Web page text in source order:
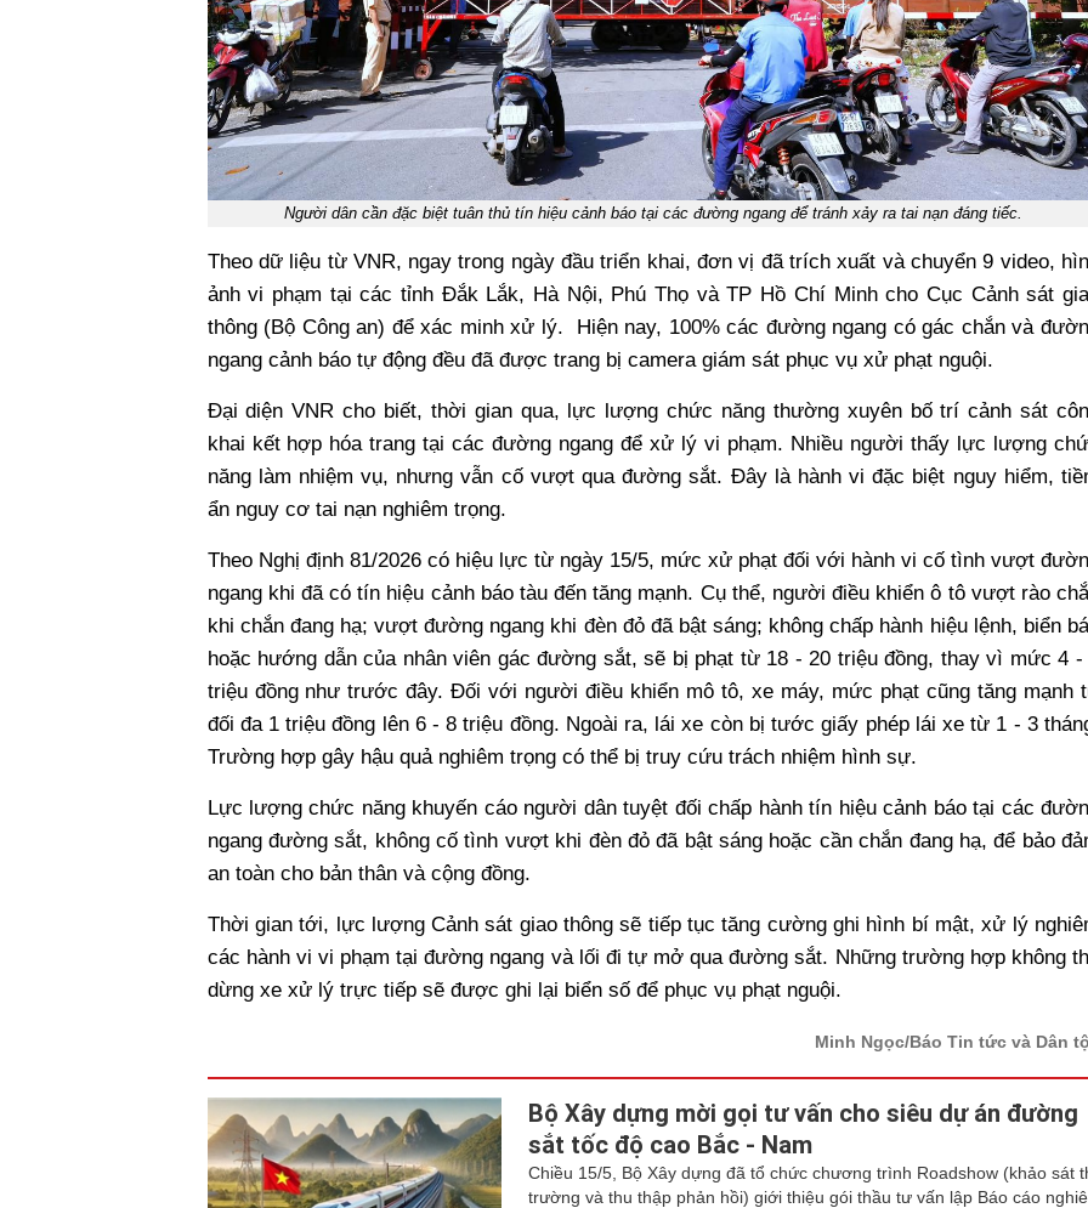
Người dân cần đặc biệt tuân thủ tín hiệu cảnh báo tại các đường ngang để tránh xảy ra tai nạn đáng tiếc.
Theo dữ liệu từ VNR, ngay trong ngày đầu triển khai, đơn vị đã trích xuất và chuyển 9 video,
ảnh vi phạm tại các tỉnh Đắk Lắk, Hà Nội, Phú Thọ và TP Hồ Chí Minh cho Cục Cảnh sát
thông (Bộ Công an) để xác minh xử lý. Hiện nay, 100% các đường ngang có gác chắn và
ngang cảnh báo tự động đều đã được trang bị camera giám sát phục vụ xử phạt nguội.
Đại diện VNR cho biết, thời gian qua, lực lượng chức năng thường xuyên bố trí cảnh sát
khai kết hợp hóa trang tại các đường ngang để xử lý vi phạm. Nhiều người thấy lực lượng
năng làm nhiệm vụ, nhưng vẫn cố vượt qua đường sắt. Đây là hành vi đặc biệt nguy hiểm,
ẩn nguy cơ tai nạn nghiêm trọng.
Theo Nghị định 81/2026 có hiệu lực từ ngày 15/5, mức xử phạt đối với hành vi cố tình vượt
ngang khi đã có tín hiệu cảnh báo tàu đến tăng mạnh. Cụ thể, người điều khiển ô tô vượt rào
khi chắn đang hạ; vượt đường ngang khi đèn đỏ đã bật sáng; không chấp hành hiệu lệnh, biển
hoặc hướng dẫn của nhân viên gác đường sắt, sẽ bị phạt từ 18 - 20 triệu đồng, thay vì mức 4 -
triệu đồng như trước đây. Đối với người điều khiển mô tô, xe máy, mức phạt cũng tăng mạnh
đối đa 1 triệu đồng lên 6 - 8 triệu đồng. Ngoài ra, lái xe còn bị tước giấy phép lái xe từ 1 - 3
Trường hợp gây hậu quả nghiêm trọng có thể bị truy cứu trách nhiệm hình sự.
Lực lượng chức năng khuyến cáo người dân tuyệt đối chấp hành tín hiệu cảnh báo tại các
ngang đường sắt, không cố tình vượt khi đèn đỏ đã bật sáng hoặc cần chắn đang hạ, để bảo
an toàn cho bản thân và cộng đồng.
Thời gian tới, lực lượng Cảnh sát giao thông sẽ tiếp tục tăng cường ghi hình bí mật, xử lý
các hành vi vi phạm tại đường ngang và lối đi tự mở qua đường sắt. Những trường hợp không
dừng xe xử lý trực tiếp sẽ được ghi lại biển số để phục vụ phạt nguội.
Minh Ngọc/Báo Tin tức và Dân
Bộ Xây dựng mời gọi tư vấn cho siêu dự án đường
sắt tốc độ cao Bắc - Nam
Chiều 15/5, Bộ Xây dựng đã tổ chức chương trình Roadshow (khảo sát
trường và thu thập phản hồi) giới thiệu gói thầu tư vấn lập Báo cáo